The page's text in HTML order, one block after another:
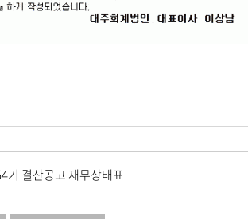
기 결산공고 재무상태표